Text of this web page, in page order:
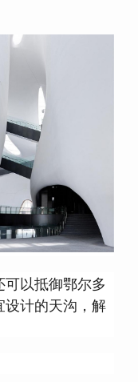
以抵御鄂尔多
计的天沟，解